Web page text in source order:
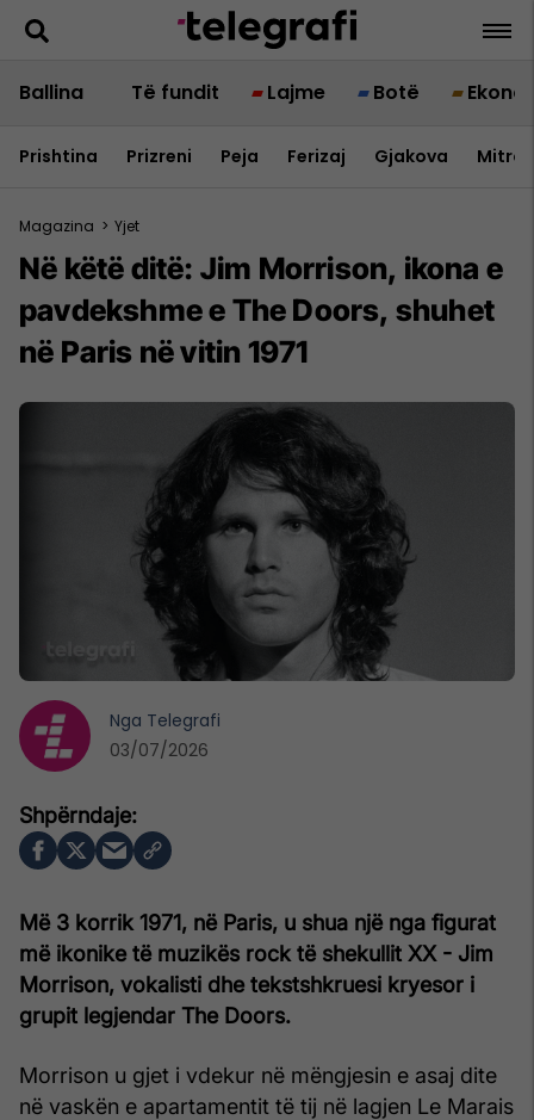
Ballina Të fundit Lajme Botë
Prishtina Prizreni Peja Ferizaj Gjakova
Magazina > Yjet
Në këtë ditë: Jim Morrison, ikona e
pavdekshme e The Doors, shuhet
në Paris në vitin 1971
Më 3 korrik 1971, në Paris, u shua një nga figurat
më ikonike të muzikës rock të shekullit XX - Jim
Morrison, vokalisti dhe tekstshkruesi kryesor i
grupit legjendar The Doors.
Morrison u gjet i vdekur në mëngjesin e asaj dite
në vaskën e apartamentit të tij në lagjen Le Marais
Nga Telegrafi
03/07/2026